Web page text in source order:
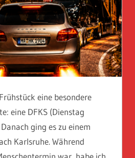
eine besondere
eine DFKS (Dienstag
ging es zu einem
Karlsruhe. Während